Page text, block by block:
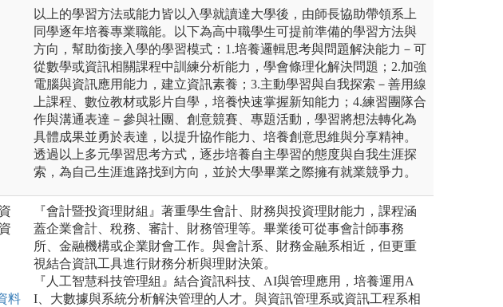
以上的學習方法或能力皆以入學就讀達大學後，由師長協助帶領系上
同學逐年培養專業職能。以下為高中職學生可提前準備的學習方法與
方向，幫助銜接入學的學習模式：1.培養邏輯思考與問題解決能力－可
從數學或資訊相關課程中訓練分析能力，學會條理化解決問題；2.加強
電腦與資訊應用能力，建立資訊素養；3.主動學習與自我探索－善用線
上課程、數位教材或影片自學，培養快速掌握新知能力；4.練習團隊合
作與溝通表達－參與社團、創意競賽、專題活動，學習將想法轉化為
具體成果並勇於表達，以提升協作能力、培養創意思維與分享精神。
透過以上多元學習思考方式，逐步培養自主學習的態度與自我生涯探
索，為自己生涯進路找到方向，並於大學畢業之際擁有就業競爭力。
料
『會計暨投資理財組』著重學生會計、財務與投資理財能力，課程涵
蓋企業會計、稅務、審計、財務管理等。畢業後可從事會計師事務
所、金融機構或企業財會工作。與會計系、財務金融系相近，但更重
視結合資訊工具進行財務分析與理財決策。
『人工智慧科技管理組』結合資訊科技、AI與管理應用，培養運用A
I、大數據與系統分析解決管理的人才。與資訊管理系或資訊工程系相